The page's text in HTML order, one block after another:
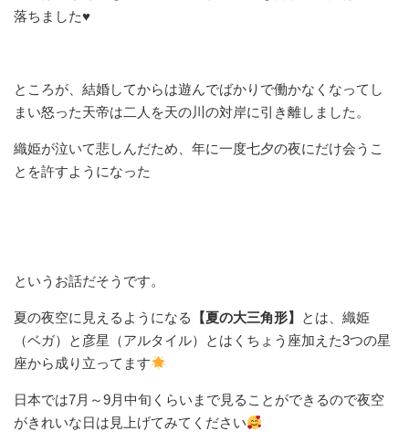
落ちました♥
ところが、結婚してからは遊んでばかりで働かなくなってし
まい怒った天帝は二人を天の川の対岸に引き離しました。
織姫が泣いて悲しんだため、年に一度七夕の夜にだけ会うこ
とを許すようになった
というお話だそうです。
夏の夜空に見えるようになる 【夏の大三角形】
とは、織姫
（ベガ）と彦星（アルタイル）とはくちょう座加えた3つの星
座から成り立ってます
日本では7月～9月中旬くらいまで見ることができるので夜空
がきれいな日は見上げてみてください